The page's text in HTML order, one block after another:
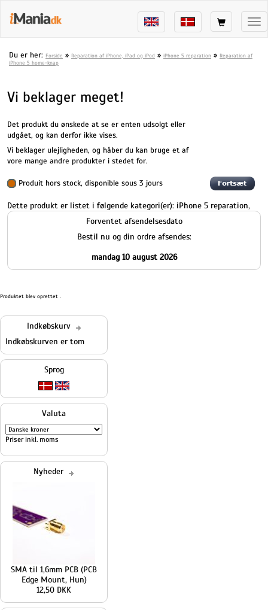
Du er her: Forside » Reparation af iPhone, iPad og iPod » iPhone 5 reparation » Reparation af
iPhone 5 home-knap
Vi beklager meget!
Det produkt du ønskede at se er enten udsolgt eller
udgået, og kan derfor ikke vises.
Vi beklager ulejligheden, og håber du kan bruge et af
vore mange andre produkter i stedet for.
Produit hors stock, disponible sous 3 jours
Dette produkt er listet i følgende kategori(er): iPhone 5 reparation,
Forventet afsendelsesdato
Bestil nu og din ordre afsendes:
mandag 10 august 2026
Produktet blev oprettet .
Indkøbskurv
Indkøbskurven er tom
Sprog
Valuta
Priser inkl. moms
Nyheder
SMA til 1,6mm PCB (PCB
Edge Mount, Hun)
12,50 DKK